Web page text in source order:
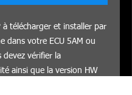
à télécharger et installer par
dans votre ECU 5AM ou
devez vérifier la
ainsi que la version HW